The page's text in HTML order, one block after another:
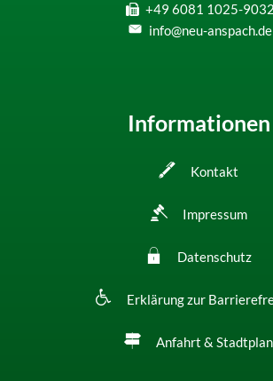
+49 6081 1025-9032
info@neu-anspach.de
Informationen
Kontakt
Impressum
Datenschutz
Erklärung zur
Anfahrt & Stadtplan